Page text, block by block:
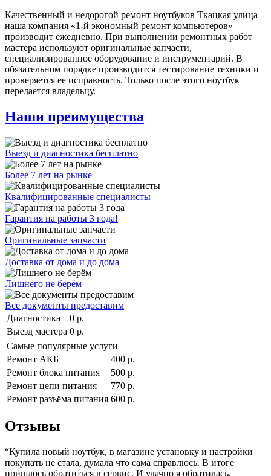
Качественный и недорогой ремонт ноутбуков Ткацкая улица
наша компания «1-й экономный ремонт компьютеров»
производит ежедневно. При выполнении ремонтных работ
мастера используют оригинальные запчасти,
специализированное оборудование и инструментарий. В
обязательном порядке производится тестирование техники и
проверяется ее исправность. Только после этого ноутбук
передается владельцу.
Наши преимущества
Выезд и диагностика бесплатно
Более 7 лет на рынке
Квалифицированные специалисты
Гарантия на работы 3 года!
Оригинальные запчасти
Доставка от дома и до дома
Лишнего не берём
Все документы предоставим
Диагностика
0 р.
Выезд мастера 0 р.
Самые популярные услуги
Ремонт АКБ
400 р.
Ремонт блока питания
500 р.
Ремонт цепи питания
770 р.
Ремонт разъёма питания 600 р.
Отзывы
“Купила новый ноутбук, в магазине установку и настройки
покупать не стала, думала что сама справлюсь. В итоге
пришлось обратиться в сервис. И удачно я обратилась,